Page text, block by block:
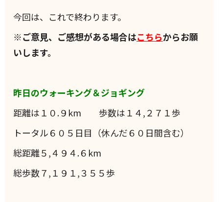
今回は、これで終わります。
※ご意見、ご感想がある場合はこちらからお願
いします。
昨日のウォーキング＆ジョギング
距離は１０.９km 歩数は１４,２７１歩
トータル６０５日目（休んだ６０日間含む）
総距離５,４９４.６km
総歩数７,１９１,３５５歩